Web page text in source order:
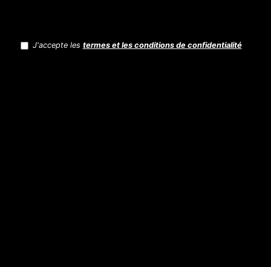
RGPD(Nécessaire)
J'accepte les termes et les conditions de confidentialité